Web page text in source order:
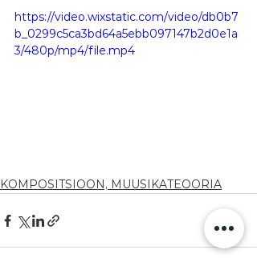
https://video.wixstatic.com/video/db0b7
b_0299c5ca3bd64a5ebb097147b2d0e1a
3/480p/mp4/file.mp4
KOMPOSITSIOON, MUUSIKATEOORIA